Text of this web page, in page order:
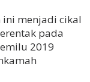
ini menjadi cikal
pada
2019